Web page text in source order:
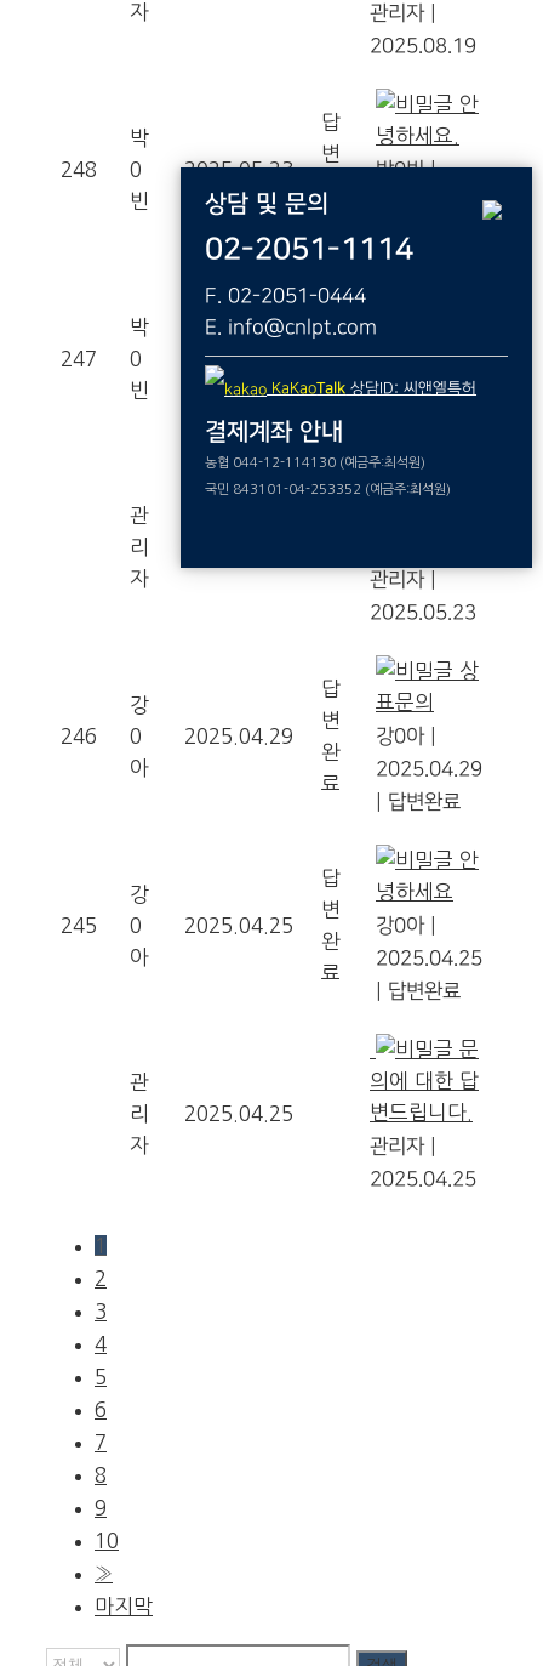
상담 및 문의
02-2051-1114
F. 02-2051-0444
E. info@cnlpt.com
KaKaoTalk 상담ID: 씨앤엘특허
결제계좌 안내
농협 044-12-114130 (예금주:최석원)
국민 843101-04-253352 (예금주:최석원)
자
관리자
2025.08.19
248
박
0
빈
2025.05.23
답
변
료
안
녕하세요.
박0빈|
| 답변완료
247
박
0
빈
2025.05.22 박0빈|
2025.05.22
관
리
자
관리자 |
2025.05.23
246
강
0
아
2025.04.29
답
변
완
료
상
표문의
강0아
2025.04.29
답변완료
245
강
0
아
2025.04.25
답
변
완
료
안
녕하세요
강0아
2025.04.25
답변완료
관
리
자
2025.04.25
문
의에 대한 답
변드립니다.
관리자
2025.04.25
1
2
3
4
5
6
7
8
9
10
»
마지막